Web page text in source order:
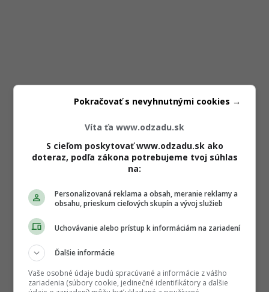
Víta ťa www.odzadu.sk
S cieľom poskytovať www.odzadu.sk ako
doteraz, podľa zákona potrebujeme tvoj súhlas
na:
Personalizovaná reklama a obsah, meranie reklamy a
obsahu, prieskum cieľových skupín a vývoj služieb
Uchovávanie alebo prístup k informáciám na zariadení
Ďalšie informácie
Vaše osobné údaje budú spracúvané a informácie z vášho
zariadenia (súbory cookie, jedinečné identifikátory a ďalšie
Pokračovať s nevyhnutnými cookies →